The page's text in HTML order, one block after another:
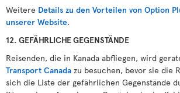
Weitere Details zu den Vorteilen von Option
unserer Website.
12. GEFÄHRLICHE GEGENSTÄNDE
Reisenden, die in Kanada abfliegen, wird
Transport Canada zu besuchen, bevor sie die
sich die Liste der gefährlichen Gegenstände